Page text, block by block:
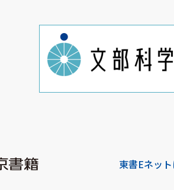
東書Eネッ